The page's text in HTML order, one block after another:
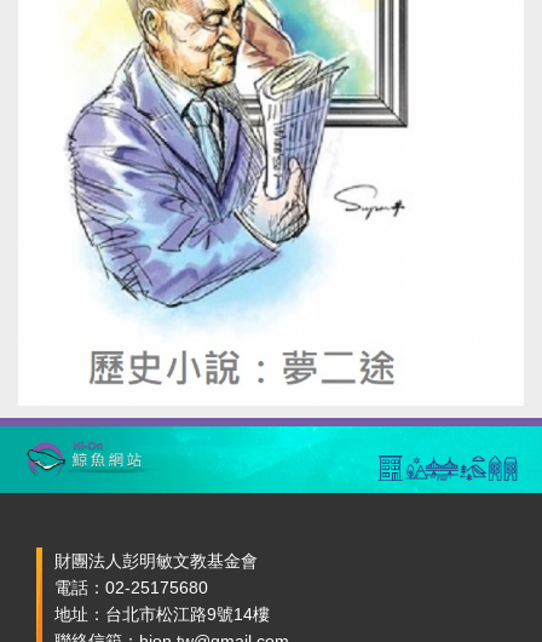
財團法人彭明敏文教基金會
電話：02-25175680
地址：台北市松江路9號14樓